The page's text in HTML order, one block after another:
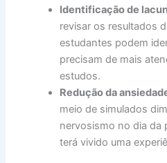
Identificação de
revisar os resultados
estudantes podem
precisam de mais
estudos.
Redução da
meio de simulados
nervosismo no dia da
terá vivido uma